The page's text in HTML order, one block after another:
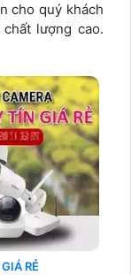
cho quý khách
lượng cao.
RẺ